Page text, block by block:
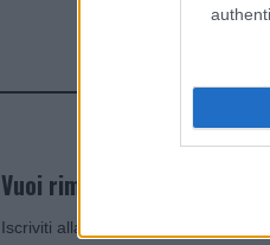
Vuoi rimanere sempre
Iscriviti alla newsletter di Gallura